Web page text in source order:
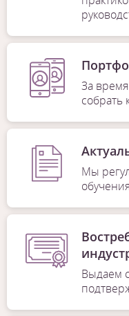
За
собрать
Мы
Выдаем